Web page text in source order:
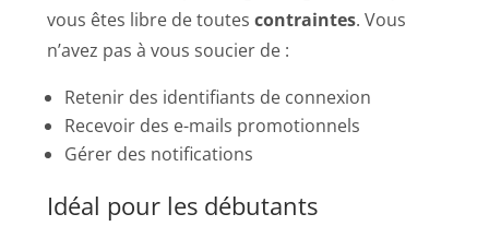
vous êtes libre de toutescontraintes. Vous
n’avez pas à vous soucier de :
Retenir des identifiants de connexion
Recevoir des e-mails promotionnels
Gérer des notifications
Idéal pour les débutants